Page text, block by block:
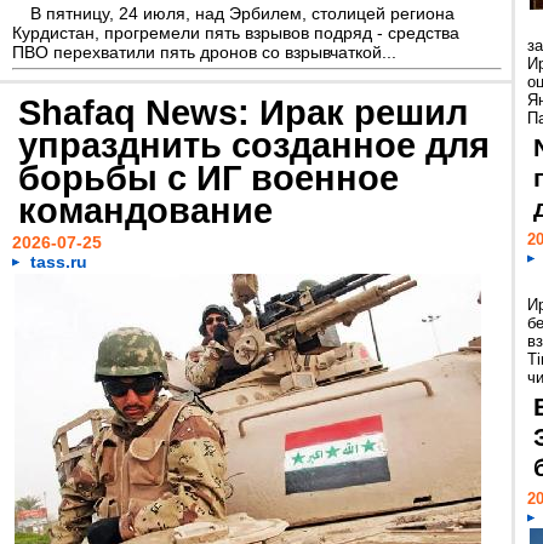
В пятницу, 24 июля, над Эрбилем, столицей региона
Курдистан, прогремели пять взрывов подряд - средства
ПВО перехватили пять дронов со взрывчаткой...
Shafaq News: Ирак решил
упразднить созданное для
борьбы с ИГ военное
командование
2026-07-25
tass.ru